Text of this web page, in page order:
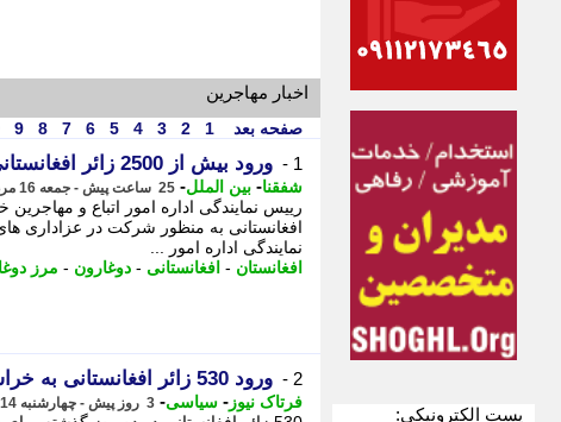
پست الکترونیکی:
اخبار مهاجرین
صفحه بعد 1
2
3
4
5
6
7
8
9
1 - ورود بیش از 2500 زائر افغانستانی به ایران از طریق مرز دوغارون
شفقنا- بین الملل- 25 ساعت پیش - جمعه 16 مرداد 1405، 12:52
افغانستانی به منظور شرکت در عزاداری
نمایندگی اداره امور ...
افغانستان - افغانستانی - دوغارون - مرز
2 - ورود 530 زائر افغانستانی به خراسان رضوی از گذرگاه دوغارون برای ایام پایانی صفر
فرتاک نیوز - سیاسی- 3 روز پیش - چهارشنبه 14 مرداد 1405، 09:30